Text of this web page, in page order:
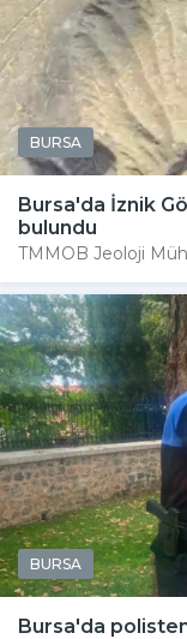
BURSA
Bursa'da İznik
bulundu
TMMOB Jeoloji
BURSA
Bursa'da